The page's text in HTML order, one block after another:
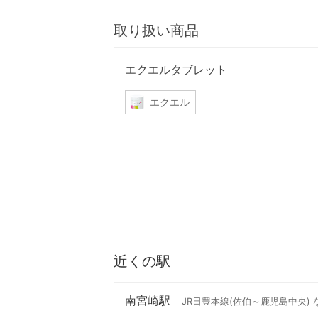
取り扱い商品
エクエルタブレット
エクエル
近くの駅
南宮崎駅 JR日豊本線(佐伯～鹿児島中央)